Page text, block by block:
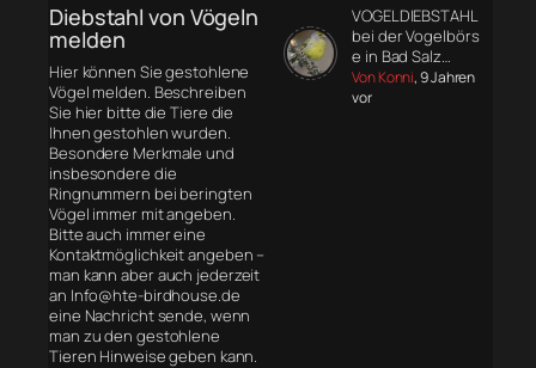
Diebstahl von Vögeln
melden
Hier können Sie gestohlene
Vögel melden. Beschreiben
Sie hier bitte die Tiere die
Ihnen gestohlen wurden.
Besondere Merkmale und
insbesondere die
Ringnummern bei beringten
Vögel immer mit angeben.
Bitte auch immer eine
Kontaktmöglichkeit angeben –
man kann aber auch jederzeit
an Info@hte-birdhouse.de
eine Nachricht sende, wenn
man zu den gestohlene
Tieren Hinweise geben kann.
VOGELDIEBSTAHL
bei der Vogelbörs
e in Bad Salz…
Von Konni, 9 Jahren
vor